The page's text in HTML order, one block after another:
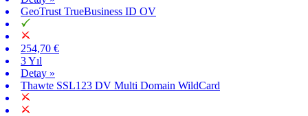
GeoTrust TrueBusiness ID OV
254,70 €
3 Yıl
Detay »
Thawte SSL123 DV Multi Domain WildCard